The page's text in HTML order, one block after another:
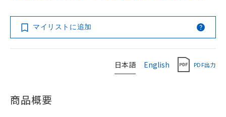
マイリストに追加
日本語 English PDF出力
商品概要